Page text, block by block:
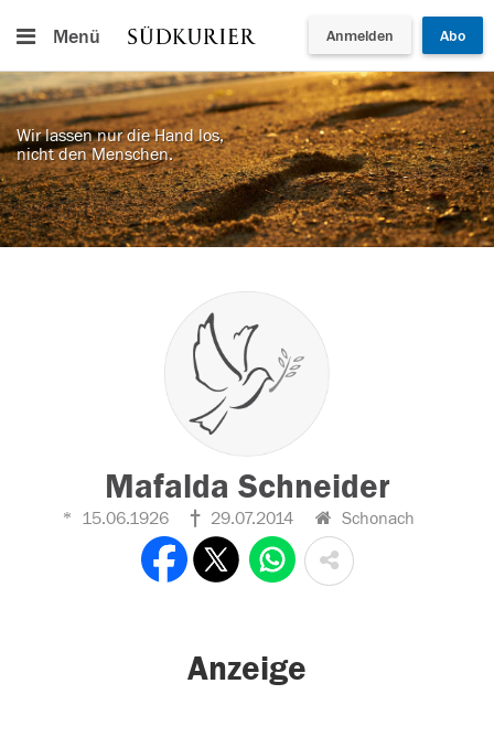
Menü Anmelden Abo
Wir lassen nur die Hand los,
nicht den Menschen.
Mafalda Schneider
15.06.1926 29.07.2014 Schonach
Anzeige